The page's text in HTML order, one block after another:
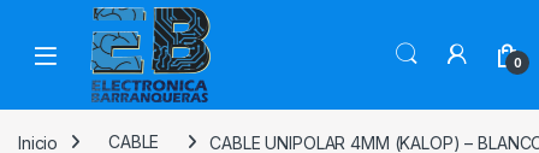
0
Inicio CABLE CABLE UNIPOLAR 4MM (KALOP) –